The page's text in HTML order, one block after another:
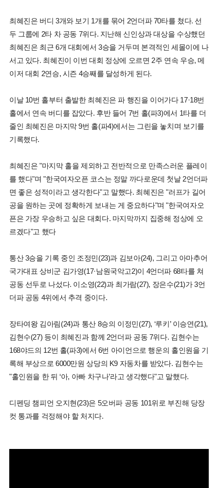
최혜진은 버디 3개와 보기 1개를 묶어 2언더파 70타를 쳤다. 선
두 그룹에 2타 차 공동 7위다. 지난해 신인상과 대상을 수상했던
최혜진은 최근 6개 대회에서 3승을 거두며 본격적인 세몰이에 나
서고 있다. 최혜진이 이번 대회 정상에 오르면 2주 연속 우승, 메
이저 대회 2연승, 시즌 4승째를 달성하게 된다.
이날 10번 홀부터 출발한 최혜진은 파 행진을 이어가다 17·18번
홀에서 연속 버디를 잡았다. 후반 들어 7번 홀(파3)에서 1타를 더
줄인 최혜진은 마지막 9번 홀(파4)에서는 그린을 놓치며 보기를
기록했다.
최혜진은 "마지막 홀을 제외하고 전반적으로 만족스러운 플레이
를 했다"며 "한국여자오픈 코스는 정말 까다로운데 첫날 2언더파
면 좋은 성적이라고 생각한다"고 말했다. 최혜진은 "러프가 길어
공을 원하는 곳에 정확하게 보내는 게 중요하다"며 "한국여자오
픈은 가장 우승하고 싶은 대회다. 마지막까지 집중해 정상에 오
르겠다"고 했다
통산 3승을 기록 중인 조정민(23)과 김보아(24), 그리고 아마추어
국가대표 상비군 김가영(17·남원국악고2)이 4언더파 68타를 쳐
공동 선두로 나섰다. 이소영(22)과 최가람(27), 장은수(21)가 3언
더파 공동 4위에서 추격 중이다.
장타여왕 김아림(24)과 통산 8승의 이정민(27), ‘루키’ 이승연(21),
김현수(27) 등이 최혜진과 함께 2언더파 공동 7위다. 김현수는
168야드의 12번 홀(파3)에서 6번 아이언으로 행운의 홀인원을 기
록해 부상으로 6000만원 상당의 K9 자동차를 받았다. 김현수는
"홀인원을 한 뒤 ‘아, 아빠 차구나’라고 생각했다"고 말했다.
디펜딩 챔피언 오지현(23)은 5오버파 공동 101위로 부진해 당장
컷 통과를 걱정해야 할 처지다.